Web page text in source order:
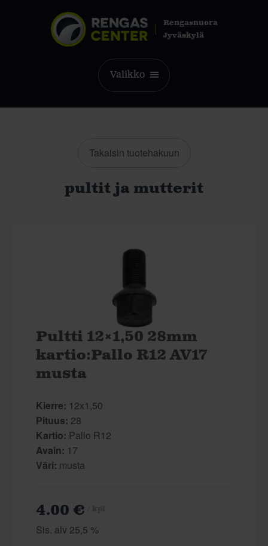
Rengasnuora
Jyväskylä
Valikko
Takaisin tuotehakuun
pultit ja mutterit
Pultti 12×1,50 28mm
kartio:Pallo R12 AV17
musta
Kierre: 12x1,50
Pituus: 28
Kartio: Pallo R12
Avain: 17
Väri: musta
4.00 €
Sis. alv 25,5 %